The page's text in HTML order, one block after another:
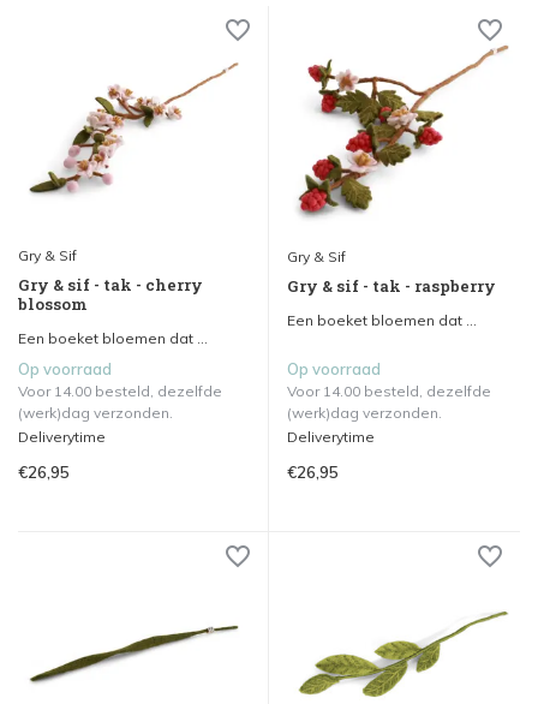
Gry & Sif
Gry & sif - tak - cherry
blossom
Een boeket bloemen dat ...
Op voorraad
Voor 14.00 besteld, dezelfde
(werk)dag verzonden.
Deliverytime
€26,95
Gry & Sif
Gry & sif - tak - raspberry
Een boeket bloemen dat ...
Op voorraad
Voor 14.00 besteld, dezelfde
(werk)dag verzonden.
Deliverytime
€26,95